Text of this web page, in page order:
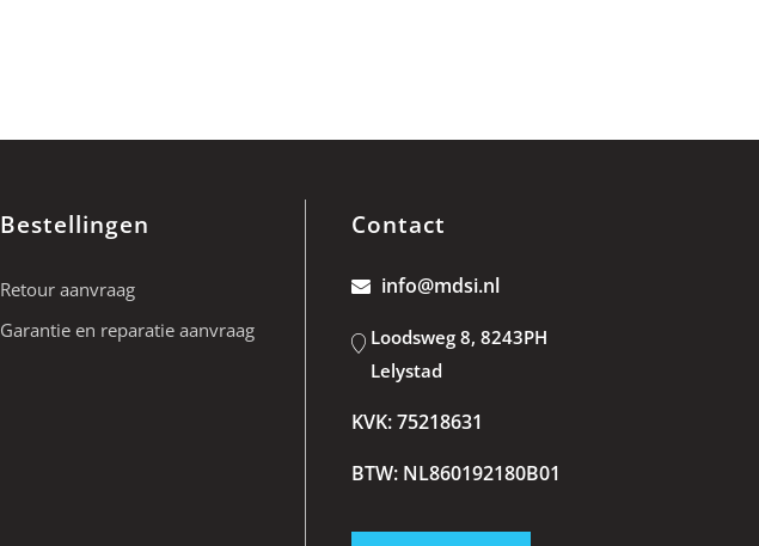
Bestellingen
Retour aanvraag
Garantie en reparatie aanvraag
Contact
info@mdsi.nl
Loodsweg 8, 8243PH
Lelystad
KVK: 75218631
BTW: NL860192180B01